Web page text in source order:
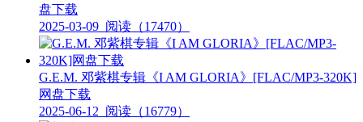
盘下载
2025-03-09 阅读（17470）
G.E.M. 邓紫棋专辑《I AM GLORIA》[FLAC/MP3-320K]
网盘下载
2025-06-12 阅读（16779）